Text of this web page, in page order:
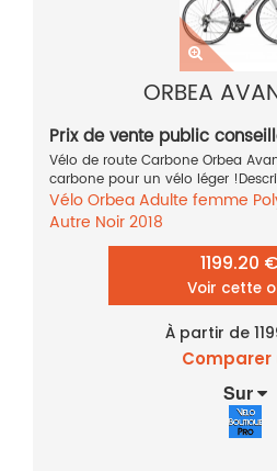
ORBEA
Prix de vente public
Vélo de route Carbone Orbea
carbone pour un vélo léger
VéloOrbeaAdulte femme
Autre Noir2018
1199.20 €
Voir cette
À partir de
Comparer
Sur